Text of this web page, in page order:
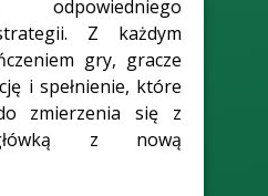
Z każdym
gry, gracze
i spełnienie, które
zmierzenia się z
z nową